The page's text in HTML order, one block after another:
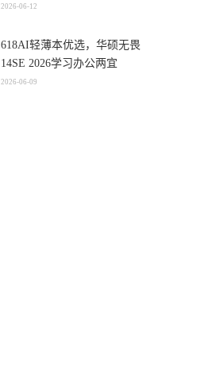
2026-06-12
618AI轻薄本优选，华硕无畏
14SE 2026学习办公两宜
2026-06-09